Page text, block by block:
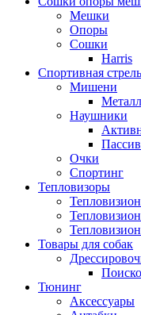
Мешки
Опоры
Сошки
Harris
Спортивная
Мишени
Наушники
Очки
Спортинг
Тепловизоры
Товары для собак
Тюнинг
Аксессуары